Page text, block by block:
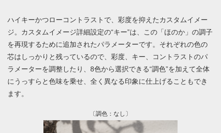
ハイキーかつローコントラストで、彩度を抑えたカスタムイメー
ジ。カスタムイメージ詳細設定の“キー”は、この「ほのか」の調子
を再現するために追加されたパラメーターです。それぞれの色の
芯はしっかりと残っているので、彩度、キー、コントラストのパ
ラメーターを調整したり、8色から選択できる“調色”を加えて全体
にうっすらと色味を乗せ、全く異なる印象に仕上げることもでき
ます。
〔調色：なし〕